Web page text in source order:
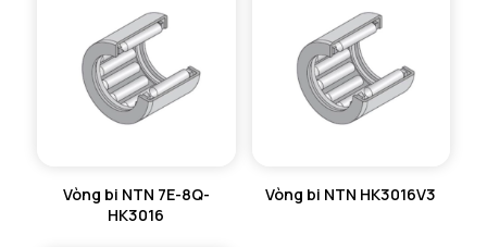
VÒNG BI KIM NTN
VÒNG BI CHẶN TRỤC NTN
VÒNG BI LĂN TRỤ ĐẨY NTN
GỐI ĐỠ 2 NỬA NTN
Vòng bi NTN 7E-8Q-
HK3016
Vòng bi NTN HK3016V3